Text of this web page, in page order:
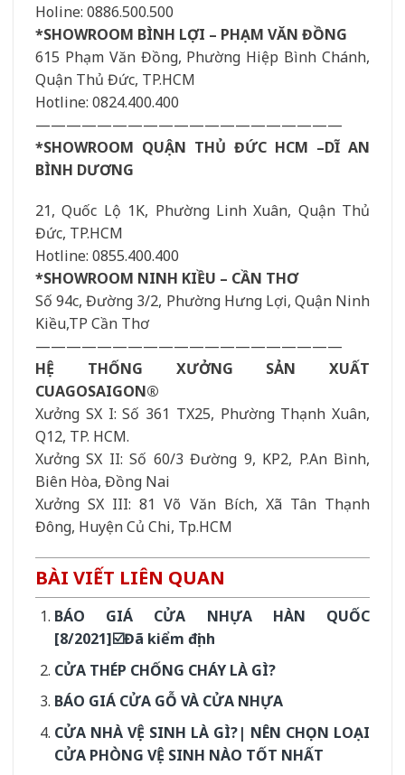
Holine: 0886.500.500
*SHOWROOM BÌNH LỢI – PHẠM VĂN ĐỒNG
615 Phạm Văn Đồng, Phường Hiệp Bình Chánh,
Quận Thủ Đức, TP.HCM
Hotline: 0824.400.400
————————————————————
*SHOWROOM QUẬN THỦ ĐỨC HCM –DĨ AN
BÌNH DƯƠNG
21, Quốc Lộ 1K, Phường Linh Xuân, Quận Thủ
Đức, TP.HCM
Hotline: 0855.400.400
*SHOWROOM NINH KIỀU – CẦN THƠ
Số 94c, Đường 3/2, Phường Hưng Lợi, Quận Ninh
Kiều,TP Cần Thơ
————————————————————
HỆ THỐNG XƯỞNG SẢN XUẤT
CUAGOSAIGON®
Xưởng SX I: Số 361 TX25, Phường Thạnh Xuân,
Q12, TP. HCM.
Xưởng SX II: Số 60/3 Đường 9, KP2, P.An Bình,
Biên Hòa, Đồng Nai
Xưởng SX III: 81 Võ Văn Bích, Xã Tân Thạnh
Đông, Huyện Củ Chi, Tp.HCM
BÀI VIẾT LIÊN QUAN
BÁO GIÁ CỬA NHỰA HÀN QUỐC
[8/2021]☑️Đã kiểm định
CỬA THÉP CHỐNG CHÁY LÀ GÌ?
BÁO GIÁ CỬA GỖ VÀ CỬA NHỰA
CỬA NHÀ VỆ SINH LÀ GÌ?| NÊN CHỌN LOẠI
CỬA PHÒNG VỆ SINH NÀO TỐT NHẤT